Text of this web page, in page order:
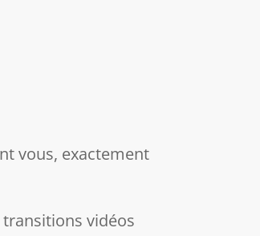
vous, exactement
transitions vidéos